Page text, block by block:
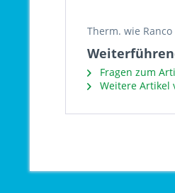
Therm. wie Ranco
Fragen zum
Weitere Artikel